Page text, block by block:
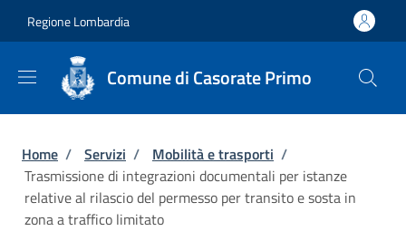
Regione Lombardia
Comune di Casorate Primo
Briciole di pane
Home / Servizi / Mobilità e trasporti /
Trasmissione di integrazioni documentali per istanze
relative al rilascio del permesso per transito e sosta in
zona a traffico limitato